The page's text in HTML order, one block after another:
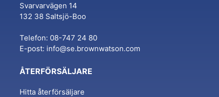
Svarvarvägen 14
132 38 Saltsjö-Boo
Telefon: 08-747 24 80
E-post: info@se.brownwatson.com
ÅTERFÖRSÄLJARE
Hitta återförsäljare